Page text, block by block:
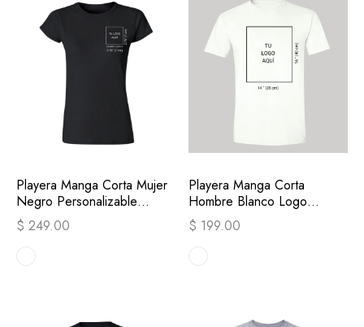
Playera Manga Corta Mujer
Negro Personalizable
Escudo
$ 249.00
Playera Manga Corta
Hombre Blanco Logo
Personalizable
$ 199.00